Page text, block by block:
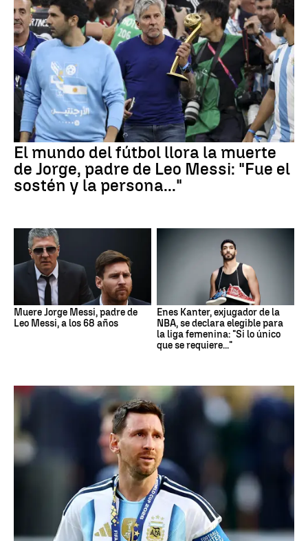
El mundo del fútbol llora la muerte
de Jorge, padre de Leo Messi: "Fue el
sostén y la persona..."
Muere Jorge Messi, padre de
Leo Messi, a los 68 años
Enes Kanter, exjugador de la
NBA, se declara elegible para
la liga femenina: "Si lo único
que se requiere..."
Mundial 2026